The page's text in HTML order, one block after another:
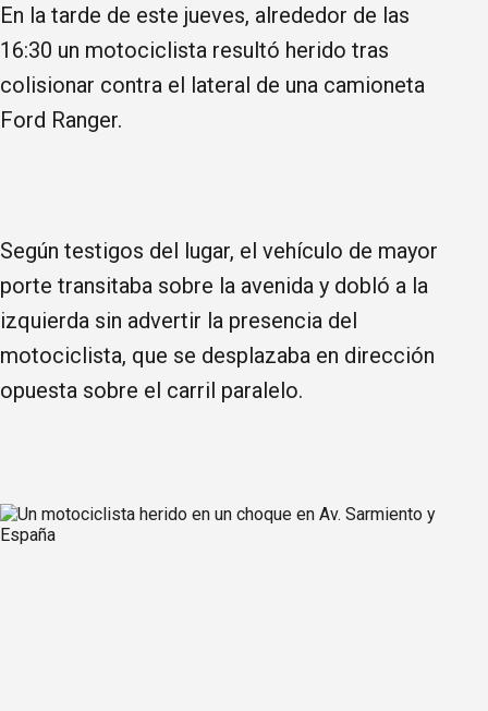
En la tarde de este jueves, alrededor de las
16:30 un motociclista resultó herido tras
colisionar contra el lateral de una camioneta
Ford Ranger.
Según testigos del lugar, el vehículo de mayor
porte transitaba sobre la avenida y dobló a la
izquierda sin advertir la presencia del
motociclista, que se desplazaba en dirección
opuesta sobre el carril paralelo.